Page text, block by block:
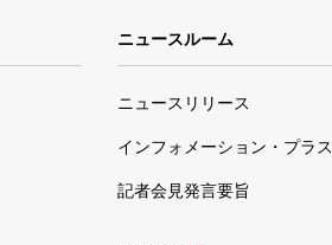
ニュースルーム
ニュースリリース
インフォメーション・プラス
記者会見発言要旨